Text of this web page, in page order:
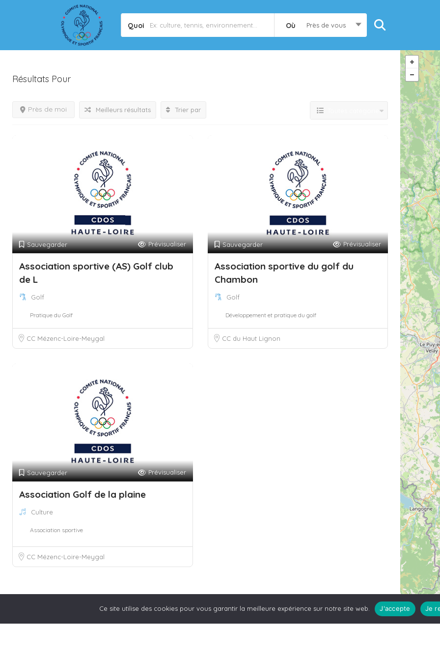
Quoi Où Près de vous
Résultats Pour
Près de moi Meilleurs résultats Trier par Toutes catégories
Sauvegarder Prévisualiser
Association sportive (AS) Golf club
de L
Golf
Pratique du Golf
CC Mézenc-Loire-Meygal
Sauvegarder Prévisualiser
Association sportive du golf du
Chambon
Golf
Développement et pratique du golf
CC du Haut Lignon
Sauvegarder Prévisualiser
Association Golf de la plaine
Culture
Association sportive
CC Mézenc-Loire-Meygal
Ce site utilise des cookies pour vous garantir la meilleure expérience sur notre site web. J'accepte Je